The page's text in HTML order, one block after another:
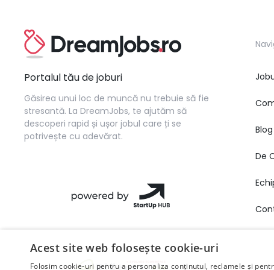
Portalul tău de joburi
Găsirea unui loc de muncă nu trebuie să fie
stresantă. La DreamJobs, te ajutăm să
descoperi rapid și ușor jobul care ți se
potrivește cu adevărat.
Blog
De
Acest site web folosește cookie-uri
Folosim cookie-uri pentru a personaliza conținutul, reclamele și